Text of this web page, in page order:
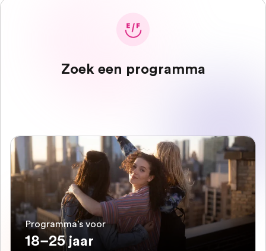
Zoek een programma
Programma's voor
18–25 jaar